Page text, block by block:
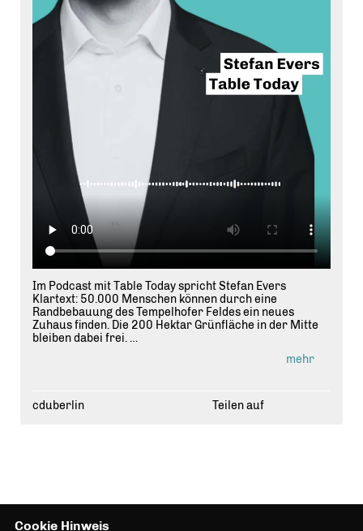
Im Podcast mit Table Today spricht Stefan Evers
Klartext: 50.000 Menschen können durch eine
Randbebauung des Tempelhofer Feldes ein neues
Zuhaus finden. Die 200 Hektar Grünfläche in der Mitte
bleiben dabei frei.
Berlin steckt voller Potenzial, aber es braucht den
sondern eine Aufgabe, die angepackt werden muss.
mehr
cduberlin Teilen auf
Cookie Hinweis